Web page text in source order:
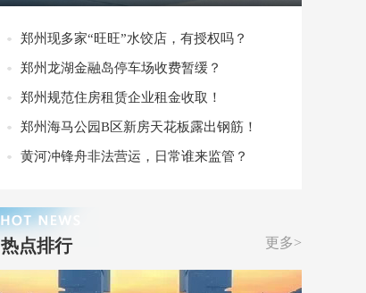
郑州现多家“旺旺”水饺店，有授权吗？
郑州龙湖金融岛停车场收费暂缓？
郑州规范住房租赁企业租金收取！
郑州海马公园B区新房天花板露出钢筋！
黄河冲锋舟非法营运，日常谁来监管？
更多>
热点排行